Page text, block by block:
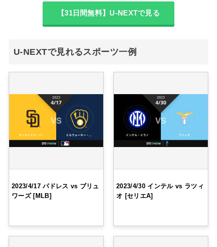
【31日間無料】U-NEXTで見る
U-NEXTで見れるスポーツ一例
2023/4/17 パドレス vs ブリュ
ワーズ [MLB]
2023/4/30 インテル vs ラツィ
オ [セリエA]